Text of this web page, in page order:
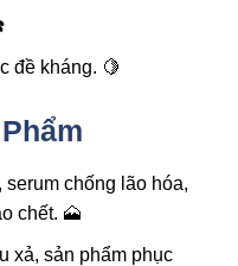
đề kháng. 🍋
chống lão hóa,
chết. 🗻
xả, sản phẩm phục